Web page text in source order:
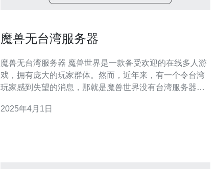
魔兽无台湾服务器
魔兽无台湾服务器 魔兽世界是一款备受欢迎的在线多人游
戏，拥有庞大的玩家群体。然而，近年来，有一个令台湾
玩家感到失望的消息，那就是魔兽世界没有台湾服务器。
面临一些困扰。首先，由于服务器距离的原因，他们在游
2025年4月1日